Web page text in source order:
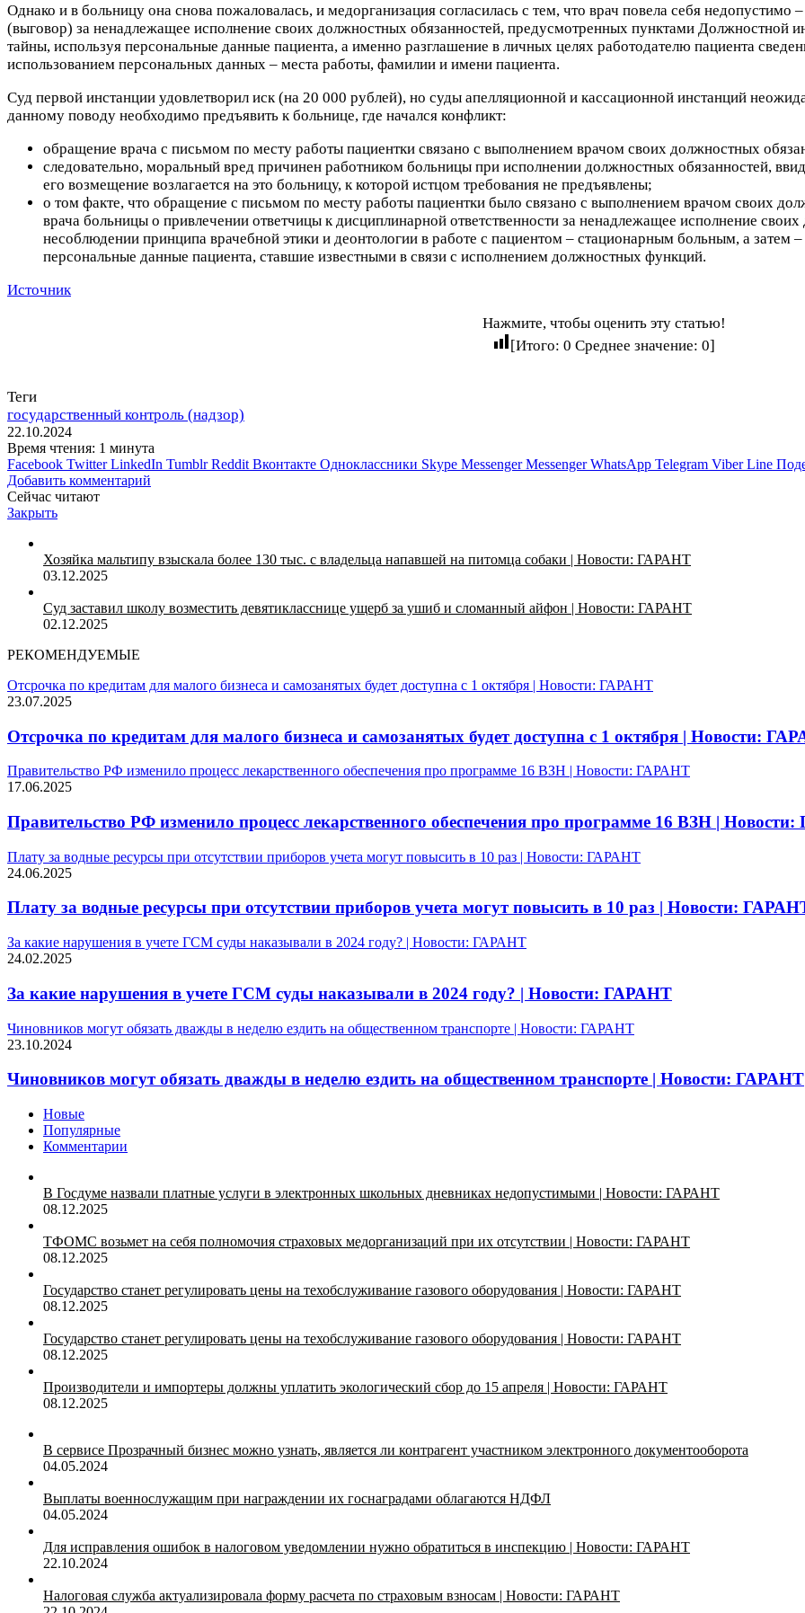
Однако и в больницу она снова пожаловалась, и медорганизация согласилась с тем, что врач повела себя
(выговор) за ненадлежащее исполнение своих должностных обязанностей, предусмотренных пунктами Должностной
тайны, используя персональные данные пациента, а именно разглашение в личных целях работодателю пациента
использованием персональных данных – места работы, фамилии и имени пациента.
Суд первой инстанции удовлетворил иск (на 20 000 рублей), но суды апелляционной и кассационной инстанций
данному поводу необходимо предъявить к больнице, где начался конфликт:
обращение врача с письмом по месту работы пациентки связано с выполнением врачом своих должностных
следовательно, моральный вред причинен работником больницы при исполнении должностных обязанностей,
его возмещение возлагается на это больницу, к которой истцом требования не предъявлены;
о том факте, что обращение с письмом по месту работы пациентки было связано с выполнением врачом своих
врача больницы о привлечении ответчицы к дисциплинарной ответственности за ненадлежащее исполнение
несоблюдении принципа врачебной этики и деонтологии в работе с пациентом – стационарным больным, а затем
персональные данные пациента, ставшие известными в связи с исполнением должностных функций.
Источник
Нажмите, чтобы оценить эту статью!
[Итого: 0 Среднее значение: 0]
Теги
государственный контроль (надзор)
22.10.2024
Время чтения: 1 минута
Facebook Twitter LinkedIn Tumblr Reddit Вконтакте Одноклассники Skype Messenger Messenger WhatsApp Telegram Viber Line
Добавить комментарий
Сейчас читают
Закрыть
Хозяйка мальтипу взыскала более 130 тыс. с владельца напавшей на питомца собаки | Новости: ГАРАНТ
03.12.2025
Суд заставил школу возместить девятикласснице ущерб за ушиб и сломанный айфон | Новости: ГАРАНТ
02.12.2025
РЕКОМЕНДУЕМЫЕ
Отсрочка по кредитам для малого бизнеса и самозанятых будет доступна с 1 октября | Новости: ГАРАНТ
23.07.2025
Отсрочка по кредитам для малого бизнеса и самозанятых будет доступна с 1 октября | Новости:
Правительство РФ изменило процесс лекарственного обеспечения про программе 16 ВЗН | Новости: ГАРАНТ
17.06.2025
Правительство РФ изменило процесс лекарственного обеспечения про программе 16 ВЗН |
Плату за водные ресурсы при отсутствии приборов учета могут повысить в 10 раз | Новости: ГАРАНТ
24.06.2025
Плату за водные ресурсы при отсутствии приборов учета могут повысить в 10 раз | Новости:
За какие нарушения в учете ГСМ суды наказывали в 2024 году? | Новости: ГАРАНТ
24.02.2025
За какие нарушения в учете ГСМ суды наказывали в 2024 году? | Новости: ГАРАНТ
Чиновников могут обязать дважды в неделю ездить на общественном транспорте | Новости: ГАРАНТ
23.10.2024
Чиновников могут обязать дважды в неделю ездить на общественном транспорте | Новости: ГАРАНТ
Новые
Популярные
Комментарии
В Госдуме назвали платные услуги в электронных школьных дневниках недопустимыми | Новости: ГАРАНТ
08.12.2025
ТФОМС возьмет на себя полномочия страховых медорганизаций при их отсутствии | Новости: ГАРАНТ
08.12.2025
Государство станет регулировать цены на техобслуживание газового оборудования | Новости: ГАРАНТ
08.12.2025
Государство станет регулировать цены на техобслуживание газового оборудования | Новости: ГАРАНТ
08.12.2025
Производители и импортеры должны уплатить экологический сбор до 15 апреля | Новости: ГАРАНТ
08.12.2025
В сервисе Прозрачный бизнес можно узнать, является ли контрагент участником электронного документооборота
04.05.2024
Выплаты военнослужащим при награждении их госнаградами облагаются НДФЛ
04.05.2024
Для исправления ошибок в налоговом уведомлении нужно обратиться в инспекцию | Новости: ГАРАНТ
22.10.2024
Налоговая служба актуализировала форму расчета по страховым взносам | Новости: ГАРАНТ